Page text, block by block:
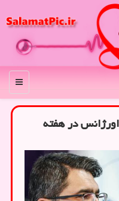
منو
ماموریت اورژانس در هفته